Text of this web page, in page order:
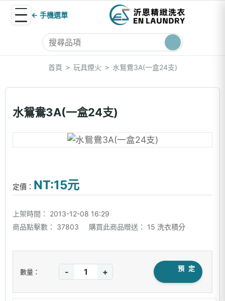
← 手機選單
首頁 > 玩具煙火 > 水鴛鴦3A(一盒24支)
水鴛鴦3A(一盒24支)
定價： NT:15元
上架時間：
2013-12-08 16:29
商品點擊數：
37803 購買此商品贈送： 15 洗衣積分
數量： - + 預 定